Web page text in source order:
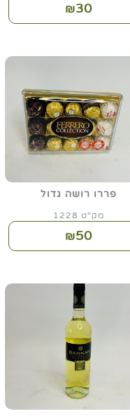
₪30
פררו רושה גדול
מק"ט 1228
₪50